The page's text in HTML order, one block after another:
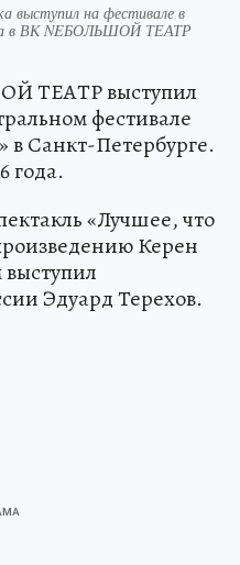
на фестивале в
в ВК NEБОЛЬШОЙ ТЕАТР
ТЕАТР выступил
фестивале
в Санкт-Петербурге.
года.
«Лучшее, что
Керен
Эдуард Терехов.